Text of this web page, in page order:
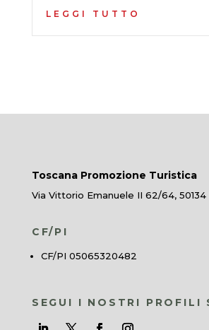
LEGGI TUTTO
Toscana Promozione Turistica
Via Vittorio Emanuele II 62/64, 50134
CF/PI
CF/PI 05065320482
SEGUI I NOSTRI PROFILI